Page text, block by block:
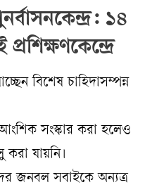
১৪
বিশেষ চাহিদাসম্পন্ন
আংশিক সংস্কার করা হলেও
যায়নি।
জনবল সবাইকে অন্যত্র